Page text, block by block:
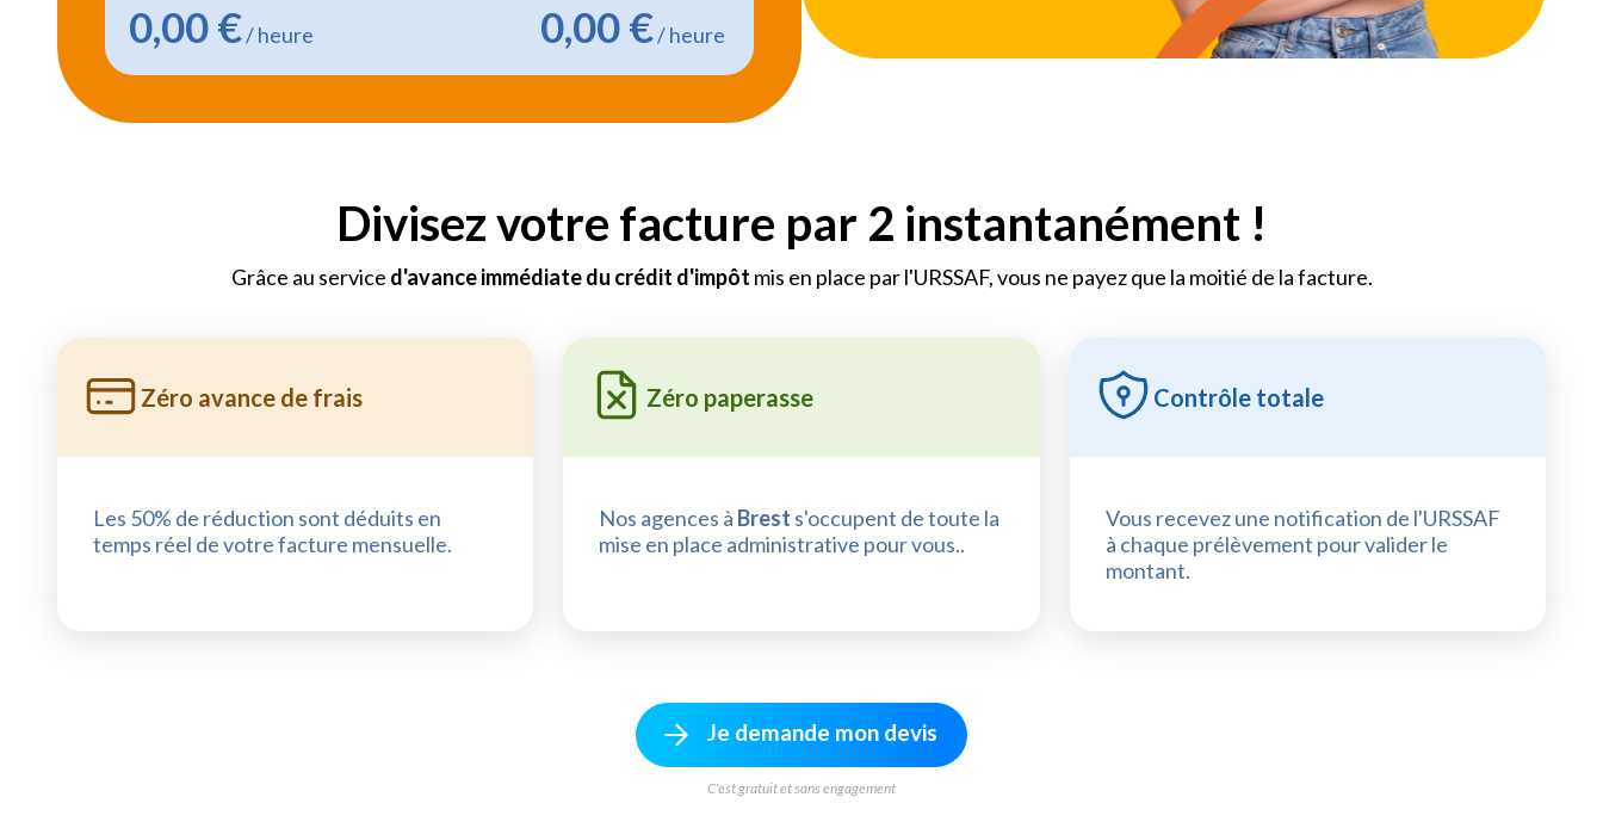
0,00 €/ heure 0,00 €/ heure
Divisez votre facture par 2 instantanément !
Grâce au service d'avance immédiate du crédit d'impôt mis en place par l'URSSAF, vous ne payez que la moitié de la facture.
Zéro avance de frais
Les 50% de réduction sont déduits en
temps réel de votre facture mensuelle.
Zéro paperasse
Nos agences à Brest s'occupent de toute la
mise en place administrative pour vous..
Contrôle totale
Vous recevez une notification de l'URSSAF
à chaque prélèvement pour valider le
montant.
Je demande mon devis
C'est gratuit et sans engagement